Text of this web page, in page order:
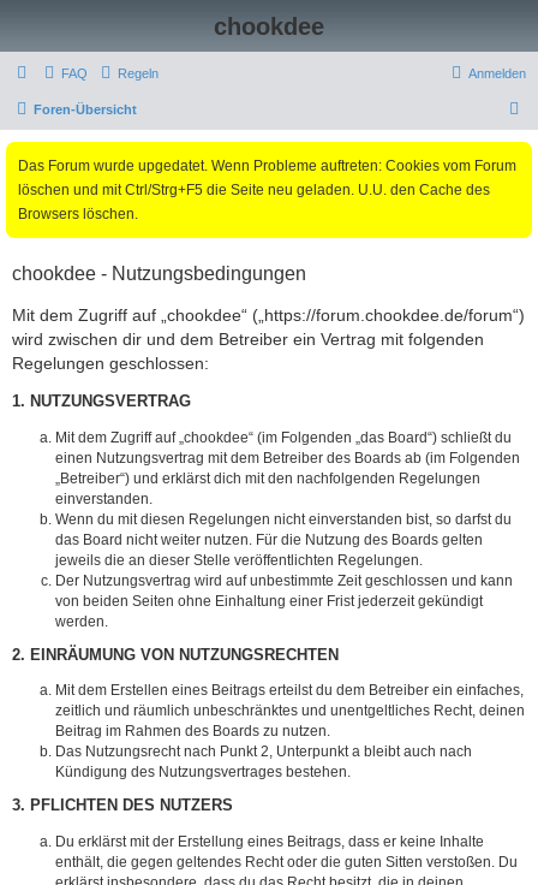
chookdee
FAQ Regeln Anmelden
Foren-Übersicht
Das Forum wurde upgedatet. Wenn Probleme auftreten: Cookies vom Forum
löschen und mit Ctrl/Strg+F5 die Seite neu geladen. U.U. den Cache des
Browsers löschen.
chookdee - Nutzungsbedingungen
Mit dem Zugriff auf „chookdee“ („https://forum.chookdee.de/forum“)
wird zwischen dir und dem Betreiber ein Vertrag mit folgenden
Regelungen geschlossen:
1. NUTZUNGSVERTRAG
Mit dem Zugriff auf „chookdee“ (im Folgenden „das Board“) schließt du
einen Nutzungsvertrag mit dem Betreiber des Boards ab (im Folgenden
„Betreiber“) und erklärst dich mit den nachfolgenden Regelungen
einverstanden.
Wenn du mit diesen Regelungen nicht einverstanden bist, so darfst du
das Board nicht weiter nutzen. Für die Nutzung des Boards gelten
jeweils die an dieser Stelle veröffentlichten Regelungen.
Der Nutzungsvertrag wird auf unbestimmte Zeit geschlossen und kann
von beiden Seiten ohne Einhaltung einer Frist jederzeit gekündigt
werden.
2. EINRÄUMUNG VON NUTZUNGSRECHTEN
Mit dem Erstellen eines Beitrags erteilst du dem Betreiber ein einfaches,
zeitlich und räumlich unbeschränktes und unentgeltliches Recht, deinen
Beitrag im Rahmen des Boards zu nutzen.
Das Nutzungsrecht nach Punkt 2, Unterpunkt a bleibt auch nach
Kündigung des Nutzungsvertrages bestehen.
3. PFLICHTEN DES NUTZERS
Du erklärst mit der Erstellung eines Beitrags, dass er keine Inhalte
enthält, die gegen geltendes Recht oder die guten Sitten verstoßen. Du